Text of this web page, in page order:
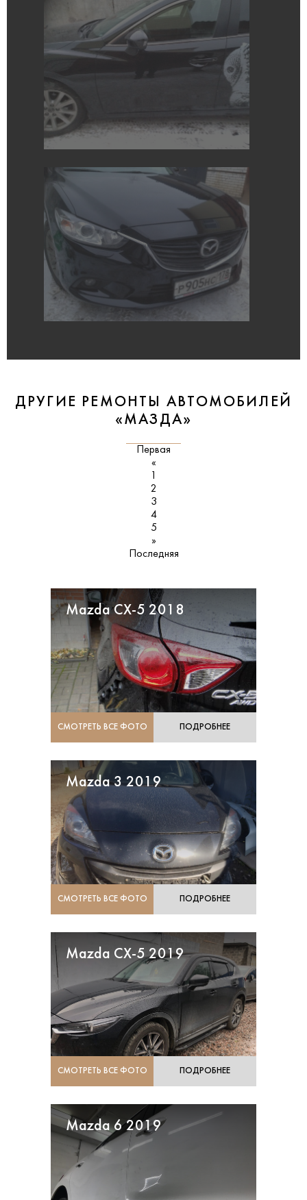
ДРУГИЕ РЕМОНТЫ АВТОМОБИЛЕЙ
«МАЗДА»
Первая
«
1
2
3
4
5
»
Последняя
Mazda CX-5 2018
СМОТРЕТЬ ВСЕ ФОТО ПОДРОБНЕЕ
Mazda 3 2019
СМОТРЕТЬ ВСЕ ФОТО ПОДРОБНЕЕ
Mazda CX-5 2019
СМОТРЕТЬ ВСЕ ФОТО ПОДРОБНЕЕ
Mazda 6 2019